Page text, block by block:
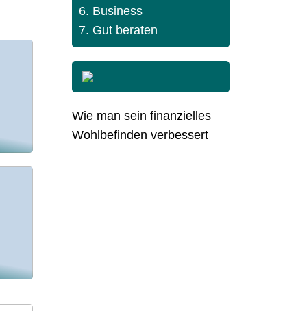
Business
Gut beraten
Wie man sein finanzielles
Wohlbefinden verbessert